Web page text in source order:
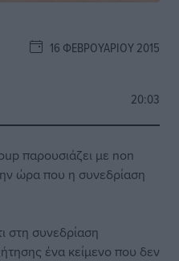
16 ΦΕΒΡΟΥΑΡΊΟΥ 2015
20:03
παρουσιάζει με non
ώρα που η συνεδρίαση
στη συνεδρίαση
ένα κείμενο που δεν